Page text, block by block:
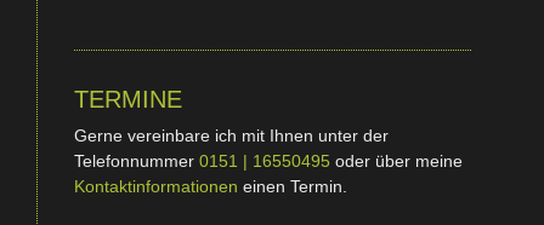
TERMINE
Gerne vereinbare ich mit Ihnen unter der
Telefonnummer 0151 | 16550495 oder über meine
Kontaktinformationen einen Termin.